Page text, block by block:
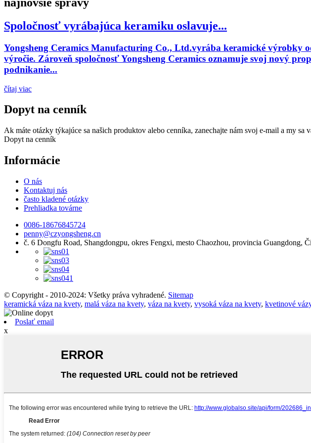
Spoločnosť vyrábajúca keramiku oslavuje...
Yongsheng Ceramics Manufacturing Co., Ltd.vyrába keramické výrobky
výročie. Zároveň spoločnosť Yongsheng Ceramics oznamuje svoj nový
podnikanie...
čítaj viac
Dopyt na cenník
Ak máte otázky týkajúce sa našich produktov alebo cenníka, zanechajte nám svoj e-mail a my sa
Dopyt na cenník
Informácie
O nás
Kontaktuj nás
často kladené otázky
Prehliadka továrne
0086-18676845724
penny@czyongsheng.cn
č. 6 Dongfu Road, Shangdongpu, okres Fengxi, mesto Chaozhou, provincia Guangdong,
© Copyright - 2010-2024: Všetky práva vyhradené. Sitemap
keramická váza na kvety, malá váza na kvety, váza na kvety, vysoká váza na kvety, kvetinové
Poslať email
x